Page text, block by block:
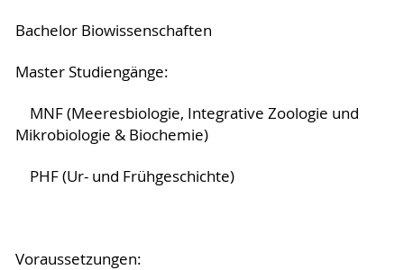
Bachelor Biowissenschaften
Master Studiengänge:
MNF (Meeresbiologie, Integrative Zoologie und
Mikrobiologie & Biochemie)
PHF (Ur- und Frühgeschichte)
Voraussetzungen: